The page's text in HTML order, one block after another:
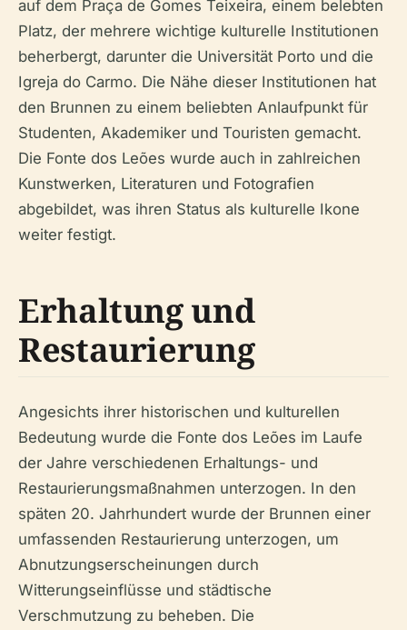
auf dem Praça de Gomes Teixeira, einem belebten
Platz, der mehrere wichtige kulturelle Institutionen
beherbergt, darunter die Universität Porto und die
Igreja do Carmo. Die Nähe dieser Institutionen hat
den Brunnen zu einem beliebten Anlaufpunkt für
Studenten, Akademiker und Touristen gemacht.
Die Fonte dos Leões wurde auch in zahlreichen
Kunstwerken, Literaturen und Fotografien
abgebildet, was ihren Status als kulturelle Ikone
weiter festigt.
Erhaltung und
Restaurierung
Angesichts ihrer historischen und kulturellen
Bedeutung wurde die Fonte dos Leões im Laufe
der Jahre verschiedenen Erhaltungs- und
Restaurierungsmaßnahmen unterzogen. In den
späten 20. Jahrhundert wurde der Brunnen einer
umfassenden Restaurierung unterzogen, um
Abnutzungserscheinungen durch
Witterungseinflüsse und städtische
Verschmutzung zu beheben. Die